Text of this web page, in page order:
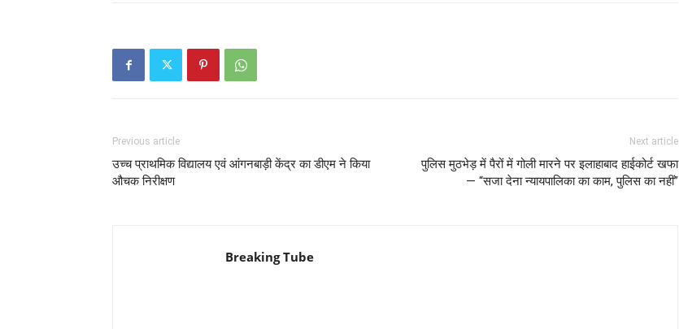
Previous article
उच्च प्राथमिक विद्यालय एवं आंगनबाड़ी केंद्र का डीएम ने किया
औचक निरीक्षण
Next article
पुलिस मुठभेड़ में पैरों में गोली मारने पर इलाहाबाद हाईकोर्ट खफा
— “सजा देना न्यायपालिका का काम, पुलिस का नहीं”
Breaking Tube